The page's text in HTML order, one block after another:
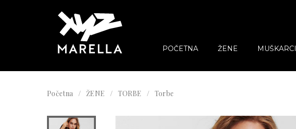
POČETNA ŽENE MUŠKARCI
Početna ŽENE TORBE Torbe